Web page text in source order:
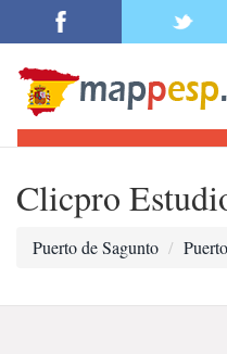
Clicpro
Puerto de Sagunto